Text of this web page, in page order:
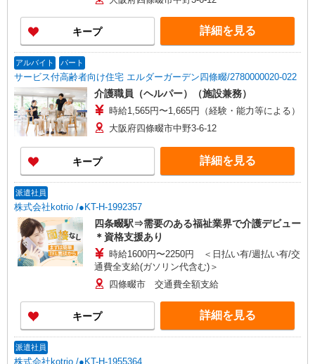
2,180円〜。7:00〜8:00・18:00〜20:00は時給UP、
日曜日は時給UP
キープ 詳細を見る
アルバイト パート
サービス付高齢者向け住宅 エルダーガーデン四條畷/2780000020-022
介護職員（ヘルパー）（施設兼務）
時給1,565円〜1,665円（経験・能力等による）
大阪府四條畷市中野3-6-12
キープ 詳細を見る
派遣社員
株式会社kotrio /●KT-H-1992357
四条畷駅⇒需要のある福祉業界で介護デビュー
＊資格支援あり
時給1600円〜2250円 ＜日払い有/週払い有/交
通費全支給(ガソリン代含む)＞
四條畷市 交通費全額支給
キープ 詳細を見る
派遣社員
株式会社kotrio /●KT-H-1955364